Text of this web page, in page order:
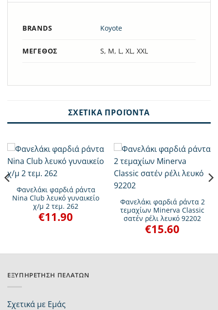
BRANDS Koyote
ΜΈΓΕΘΟΣ S, M, L, XL, XXL
ΣΧΕΤΙΚΆ ΠΡΟΪΌΝΤΑ
Φανελάκι φαρδιά ράντα
Nina Club λευκό γυναικείο
χ/μ 2 τεμ. 262
€11.90
Φανελάκι φαρδιά ράντα 2
τεμαχίων Minerva Classic
σατέν ρέλι λευκό 92202
€15.60
ΕΞΥΠΗΡΈΤΗΣΗ ΠΕΛΑΤΏΝ
Σχετικά με Εμάς